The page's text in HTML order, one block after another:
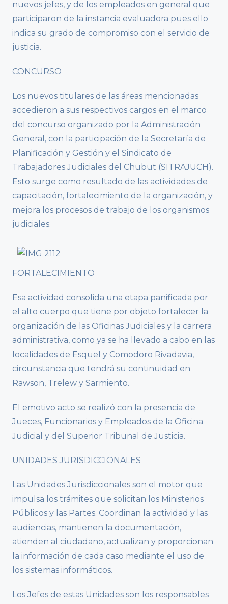
nuevos jefes, y de los empleados en general que
participaron de la instancia evaluadora pues ello
indica su grado de compromiso con el servicio de
justicia.
CONCURSO
Los nuevos titulares de las áreas mencionadas
accedieron a sus respectivos cargos en el marco
del concurso organizado por la Administración
General, con la participación de la Secretaría de
Planificación y Gestión y el Sindicato de
Trabajadores Judiciales del Chubut (SITRAJUCH).
Esto surge como resultado de las actividades de
capacitación, fortalecimiento de la organización, y
mejora los procesos de trabajo de los organismos
judiciales.
FORTALECIMIENTO
Esa actividad consolida una etapa panificada por
el alto cuerpo que tiene por objeto fortalecer la
organización de las Oficinas Judiciales y la carrera
administrativa, como ya se ha llevado a cabo en las
localidades de Esquel y Comodoro Rivadavia,
circunstancia que tendrá su continuidad en
Rawson, Trelew y Sarmiento.
El emotivo acto se realizó con la presencia de
Jueces, Funcionarios y Empleados de la Oficina
Judicial y del Superior Tribunal de Justicia.
UNIDADES JURISDICCIONALES
Las Unidades Jurisdiccionales son el motor que
impulsa los trámites que solicitan los Ministerios
Públicos y las Partes. Coordinan la actividad y las
audiencias, mantienen la documentación,
atienden al ciudadano, actualizan y proporcionan
la información de cada caso mediante el uso de
los sistemas informáticos.
Los Jefes de estas Unidades son los responsables